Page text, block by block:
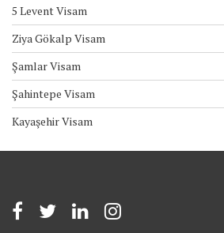
5 Levent Visam
Ziya Gökalp Visam
Şamlar Visam
Şahintepe Visam
Kayaşehir Visam